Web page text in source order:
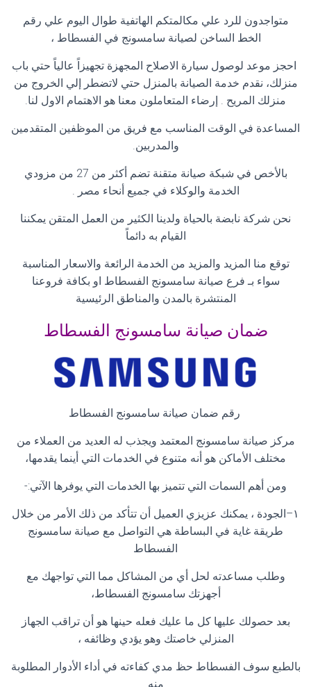
متواجدون للرد علي مكالمتكم الهاتفية طوال اليوم علي رقم
الخط الساخن لصيانة سامسونج في الفسطاط ،
احجز موعد لوصول سيارة الاصلاح المجهزة تجهيزاً عالياً حتي باب
منزلك، نقدم خدمة الصيانة بالمنزل حتي لاتضطر إلي الخروج من
منزلك المريح . إرضاء المتعاملون معنا هو الاهتمام الاول لنا.
المساعدة في الوقت المناسب مع فريق من الموظفين المتقدمين
والمدربين.
بالأخص في شبكة صيانة متقنة تضم أكثر من 27 من مزودي
الخدمة والوكلاء في جميع أنحاء مصر .
نحن شركة نابضة بالحياة ولدينا الكثير من العمل المتقن يمكننا
القيام به دائماً
توقع منا المزيد والمزيد من الخدمة الرائعة والاسعار المناسبة
سواء بـ فرع صيانة سامسونج الفسطاط او بكافة فروعنا
المنتشرة بالمدن والمناطق الرئيسية
ضمان صيانة سامسونج الفسطاط
رقم ضمان صيانة سامسونج الفسطاط
مركز صيانة سامسونج المعتمد ويجذب له العديد من العملاء من
مختلف الأماكن هو أنه متنوع في الخدمات التي أينما يقدمها،
ومن أهم السمات التي تتميز بها الخدمات التي يوفرها الآتي:-
١–الجودة ، يمكنك عزيزي العميل أن تتأكد من ذلك الأمر من خلال
طريقة غاية في البساطة هي التواصل مع صيانة سامسونج
الفسطاط
وطلب مساعدته لحل أي من المشاكل مما التي تواجهك مع
أجهزتك سامسونج الفسطاط،
بعد حصولك عليها كل ما عليك فعله حينها هو أن تراقب الجهاز
المنزلي خاصتك وهو يؤدي وظائفه ،
بالطبع سوف الفسطاط حظ مدي كفاءته في أداء الأدوار المطلوبة
منه